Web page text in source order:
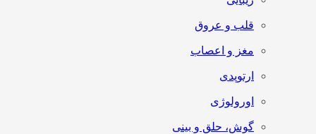
قلب و عروق
مغز و اعصاب
ارتوپدی
اورولوژی
گوش، حلق و بینی